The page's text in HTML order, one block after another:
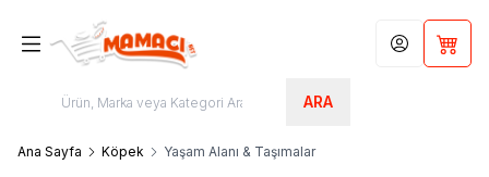
ARA
Hesabım
Ana Sayfa Köpek Yaşam Alanı & Taşımalar